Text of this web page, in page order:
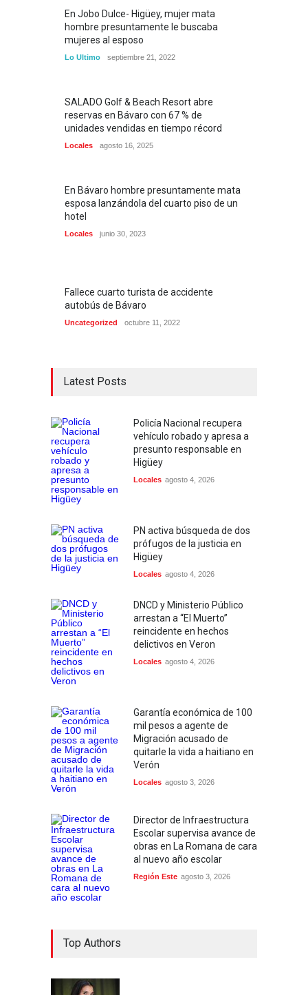
En Jobo Dulce- Higüey, mujer mata
hombre presuntamente le buscaba
mujeres al esposo
Lo Ultimo septiembre 21, 2022
SALADO Golf & Beach Resort abre
reservas en Bávaro con 67 % de
unidades vendidas en tiempo récord
Locales agosto 16, 2025
En Bávaro hombre presuntamente mata
esposa lanzándola del cuarto piso de un
hotel
Locales junio 30, 2023
Fallece cuarto turista de accidente
autobús de Bávaro
Uncategorized octubre 11, 2022
Latest Posts
Policía Nacional recupera
vehículo robado y apresa a
presunto responsable en
Higüey
Locales agosto 4, 2026
PN activa búsqueda de dos
prófugos de la justicia en
Higüey
Locales agosto 4, 2026
DNCD y Ministerio Público
arrestan a “El Muerto”
reincidente en hechos
delictivos en Veron
Locales agosto 4, 2026
Garantía económica de 100
mil pesos a agente de
Migración acusado de
quitarle la vida a haitiano en
Verón
Locales agosto 3, 2026
Director de Infraestructura
Escolar supervisa avance de
obras en La Romana de cara
al nuevo año escolar
Región Este agosto 3, 2026
Top Authors